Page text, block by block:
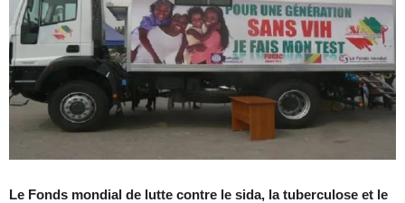
Le Fonds mondial de lutte contre le sida, la tuberculose et le